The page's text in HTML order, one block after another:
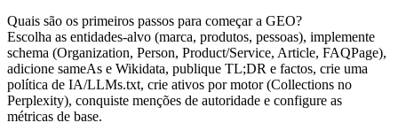
Quais são os primeiros passos para começar a GEO?
Escolha as entidades‑alvo (marca, produtos, pessoas), implemente
schema (Organization, Person, Product/Service, Article, FAQPage),
adicione sameAs e Wikidata, publique TL;DR e factos, crie uma
política de IA/LLMs.txt, crie ativos por motor (Collections no
Perplexity), conquiste menções de autoridade e configure as
métricas de base.